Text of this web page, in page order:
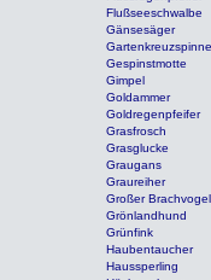
Flußseeschwalbe
Gänsesäger
Gartenkreuzspinne
Gespinstmotte
Gimpel
Goldammer
Goldregenpfeifer
Grasfrosch
Grasglucke
Graugans
Graureiher
Großer Brachvogel
Grönlandhund
Grünfink
Haubentaucher
Haussperling